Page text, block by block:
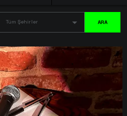
Tüm Şehirler ARA